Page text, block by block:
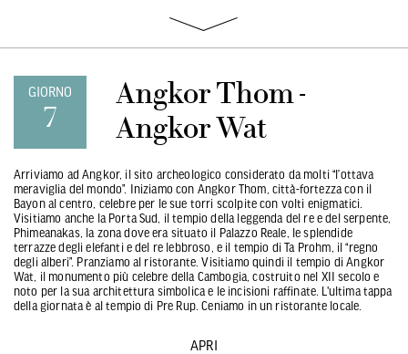
GIORNO
7
Angkor Thom -
Angkor Wat
Arriviamo ad Angkor, il sito archeologico considerato da molti “l’ottava
meraviglia del mondo”. Iniziamo con Angkor Thom, città-fortezza con il
Bayon al centro, celebre per le sue torri scolpite con volti enigmatici.
Visitiamo anche la Porta Sud, il tempio della leggenda del re e del serpente,
Phimeanakas, la zona dove era situato il Palazzo Reale, le splendide
terrazze degli elefanti e del re lebbroso, e il tempio di Ta Prohm, il “regno
degli alberi”. Pranziamo al ristorante. Visitiamo quindi il tempio di Angkor
Wat, il monumento più celebre della Cambogia, costruito nel XII secolo e
noto per la sua architettura simbolica e le incisioni raffinate. L'ultima tappa
della giornata è al tempio di Pre Rup. Ceniamo in un ristorante locale.
APRI